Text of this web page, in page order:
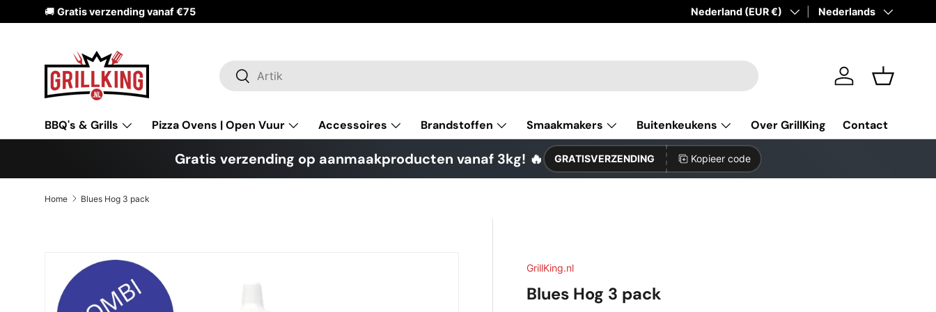
Ga naar inhoud
🚚 Gratis verzending vanaf €75 Land/Regio
Nederland (EUR €) Taal Nederlands
Zoeken
Zoeken
InloggenMandje
BBQ's & Grills Pizza Ovens | Open Vuur Accessoires Brandstoffen Smaakmakers Buitenkeukens Over GrillKing Contact
Gratis verzending op aanmaakproducten vanaf 3kg! 🔥 GRATISVERZENDING Kopieer code
Home Blues Hog 3 pack
Ga direct naar productinformatie
GrillKing.nl
Blues Hog 3 pack